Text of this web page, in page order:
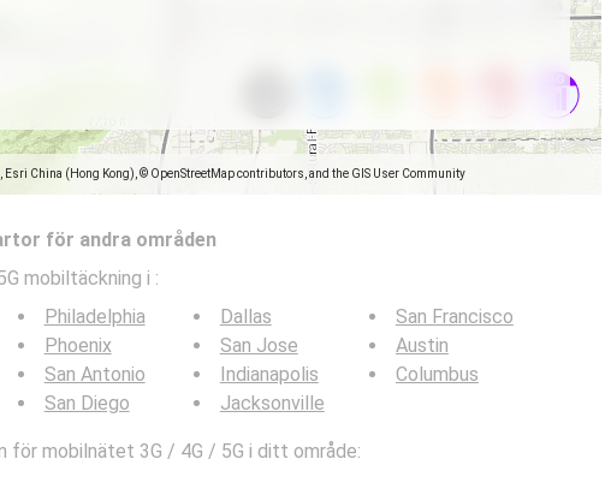
Esri China (Hong Kong), © OpenStreetMap contributors, and the GIS User Community
för andra områden
mobiltäckning i :
Philadelphia
Phoenix
San Antonio
San Diego
Dallas
San Jose
Indianapolis
Jacksonville
San Francisco
Austin
Columbus
för mobilnätet 3G / 4G / 5G i ditt område: